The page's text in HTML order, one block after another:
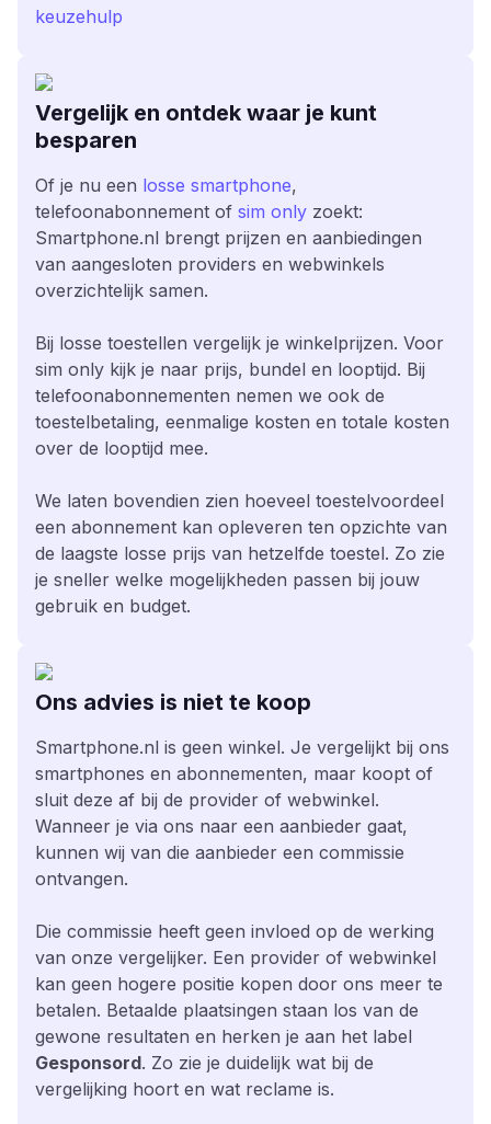
keuzehulp
Vergelijk en ontdek waar je kunt
besparen
Of je nu een losse smartphone,
telefoonabonnement of sim only zoekt:
Smartphone.nl brengt prijzen en aanbiedingen
van aangesloten providers en webwinkels
overzichtelijk samen.
Bij losse toestellen vergelijk je winkelprijzen. Voor
sim only kijk je naar prijs, bundel en looptijd. Bij
telefoonabonnementen nemen we ook de
toestelbetaling, eenmalige kosten en totale kosten
over de looptijd mee.
We laten bovendien zien hoeveel toestelvoordeel
een abonnement kan opleveren ten opzichte van
de laagste losse prijs van hetzelfde toestel. Zo zie
je sneller welke mogelijkheden passen bij jouw
gebruik en budget.
Ons advies is niet te koop
Smartphone.nl is geen winkel. Je vergelijkt bij ons
smartphones en abonnementen, maar koopt of
sluit deze af bij de provider of webwinkel.
Wanneer je via ons naar een aanbieder gaat,
kunnen wij van die aanbieder een commissie
ontvangen.
Die commissie heeft geen invloed op de werking
van onze vergelijker. Een provider of webwinkel
kan geen hogere positie kopen door ons meer te
betalen. Betaalde plaatsingen staan los van de
gewone resultaten en herken je aan het label
Gesponsord. Zo zie je duidelijk wat bij de
vergelijking hoort en wat reclame is.